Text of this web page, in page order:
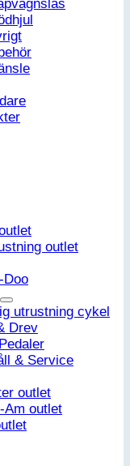
outlet
Doo
utrustning cykel
Drev
& Service
outlet
Am outlet